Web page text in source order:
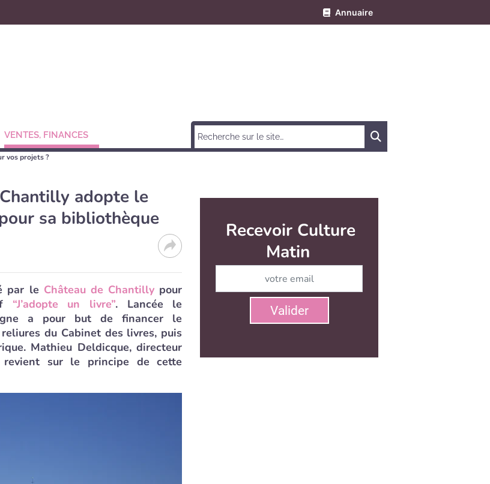
Annuaire
VENTES, FINANCES
vos projets ?
adopte le
sa bibliothèque
par le Château de Chantilly pour
“J’adopte un livre”. Lancée le
a pour but de financer le
du Cabinet des livres, puis
Mathieu Deldicque, directeur
sur le principe de cette